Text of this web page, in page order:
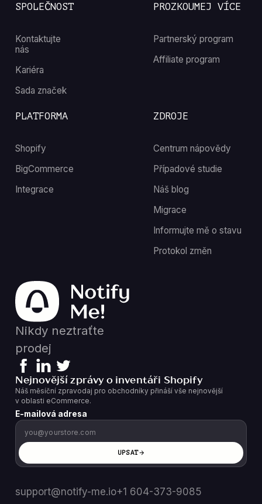
SPOLEČNOST
Kontaktujte
nás
Kariéra
Sada značek
ZDROJE
Centrum nápovědy
Případové studie
Náš blog
Migrace
Informujte mě o stavu
Protokol změn
PROZKOUMEJ VÍCE
Partnerský program
Affiliate program
PLATFORMA
Shopify
BigCommerce
Integrace
Nikdy neztraťte
prodej
Nejnovější zprávy o inventáři Shopify
Náš měsíční zpravodaj pro obchodníky přináší vše nejnovější
v oblasti eCommerce.
E-mailová adresa
UPSAT
support@notify-me.io+1 604-373-9085